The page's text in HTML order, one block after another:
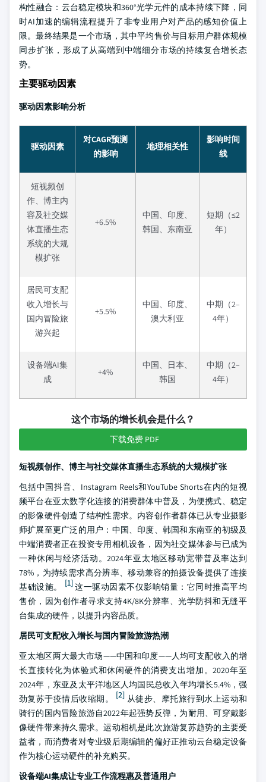
构性融合：云台稳定模块和360°光学元件的成本持续下降，同
时AI加速的编辑流程提升了非专业用户对产品的感知价值上
限。最终结果是一个市场，其中平均售价与目标用户群体规模
同步扩张，形成了从高端到中端细分市场的持续复合增长态
势。
主要驱动因素
驱动因素影响分析
驱动因素
对CAGR预测
的影响
地理相关性
影响时间
线
短视频创
作、博主内
容及社交媒
体直播生态
系统的大规
模扩张
+6.5%
中国、印度、
韩国、东南亚
短期（≤2
年）
居民可支配
收入增长与
国内冒险旅
游兴起
+5.5%
中国、印度、
澳大利亚
中期（2–
4年）
设备端AI集
成
+4%
中国、日本、
韩国
中期（2–
4年）
这个市场的增长机会是什么？
下载免费 PDF
短视频创作、博主与社交媒体直播生态系统的大规模扩张
包括中国抖音、Instagram Reels和YouTube Shorts在内的短视
频平台在亚太数字化连接的消费群体中普及，为便携式、稳定
的影像硬件创造了结构性需求。内容创作者群体已从专业摄影
师扩展至更广泛的用户：中国、印度、韩国和东南亚的初级及
中端消费者正在投资专用相机设备，因为社交媒体参与已成为
一种休闲与经济活动。2024年亚太地区移动宽带普及率达到
78%，为持续需求高分辨率、移动兼容的拍摄设备提供了连接
基础设施。
[1]这一驱动因素不仅影响销量：它同时推高平均
售价，因为创作者寻求支持4K/8K分辨率、光学防抖和无缝平
台集成的硬件，以提升内容品质。
居民可支配收入增长与国内冒险旅游热潮
亚太地区两大最大市场——中国和印度——人均可支配收入的增
长直接转化为体验式和休闲硬件的消费支出增加。2020年至
2024年，东亚及太平洋地区人均国民总收入年均增长5.4%，强
劲复苏于疫情后收缩期。
[2] 从徒步、摩托旅行到水上运动和
骑行的国内冒险旅游自2022年起强势反弹，为耐用、可穿戴影
像硬件带来持久需求。运动相机是此次旅游复苏趋势的主要受
益者，而消费者对专业级后期编辑的偏好正推动云台稳定设备
作为核心运动硬件的补充购买。
设备端AI集成让专业工作流程惠及普通用户